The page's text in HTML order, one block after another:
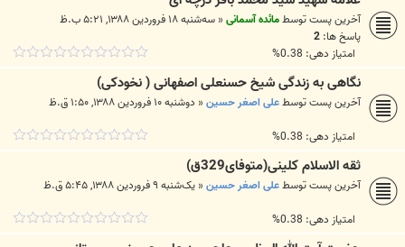
آخرین پست توسطمائده آسمانی« سه‌شنبه ۱۸ فروردین ۱۳۸۸, ۵:۲۱ ب.ظ
پاسخ ها: 2
امتیاز دهی: 0.38%
نگاهی به زندگی شیخ حسنعلی اصفهانی ( نخودکی)
آخرین پست توسطعلی اصغر حسین« دوشنبه ۱۰ فروردین ۱۳۸۸, ۱:۵۰ ق.ظ
امتیاز دهی: 0.38%
ثقه الاسلام کلینی(متوفای329ق)
آخرین پست توسطعلی اصغر حسین« یک‌شنبه ۹ فروردین ۱۳۸۸, ۵:۴۵ ق.ظ
امتیاز دهی: 0.38%